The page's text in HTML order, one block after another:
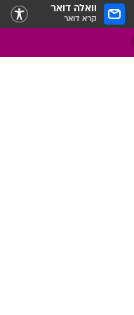
וואלה דואר
קרא דואר